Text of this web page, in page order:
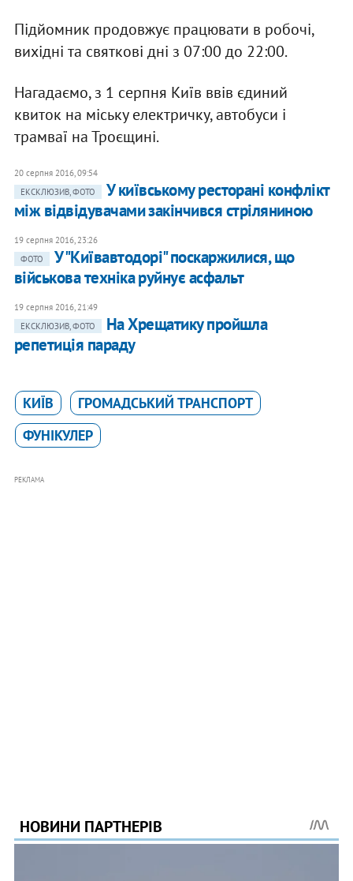
Підйомник продовжує працювати в робочі,
вихідні та святкові дні з 07:00 до 22:00.
Нагадаємо, з 1 серпня Київ ввів єдиний
квиток на міську електричку, автобуси і
трамваї на Троєщині.
20 серпня 2016, 09:54
ЕКСКЛЮЗИВ, ФОТО
У київському ресторані конфлікт
між відвідувачами закінчився стріляниною
19 серпня 2016, 23:26
ФОТО
У "Київавтодорі" поскаржилися, що
військова техніка руйнує асфальт
19 серпня 2016, 21:49
ЕКСКЛЮЗИВ, ФОТО
На Хрещатику пройшла
репетиція параду
КИЇВ
ГРОМАДСЬКИЙ ТРАНСПОРТ
ФУНІКУЛЕР
РЕКЛАМА